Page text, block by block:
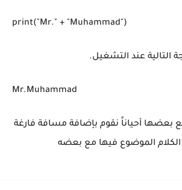
print("Mr." + "Muhammad")
التالية عند التشغيل.
Mr.Muhammad
بعضها أحياناً نقوم بإضافة مسافة فارغة
الكلام الموضوع فيها مع بعضه